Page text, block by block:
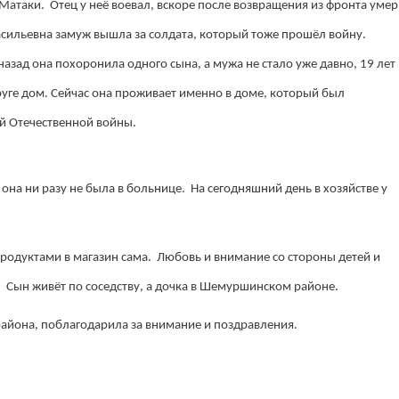
Отец у неё воевал, вскоре после возвращения из фронта
замуж вышла за солдата, который тоже прошёл войну.
она похоронила одного сына, а мужа не стало уже давно, 19 лет
дом. Сейчас она проживает именно в доме, который был
Отечественной войны.
ни разу не была в больнице. На сегодняшний день в хозяйстве у
в магазин сама. Любовь и внимание со стороны детей и
Сын живёт по соседству, а дочка в Шемуршинском районе.
поблагодарила за внимание и поздравления.